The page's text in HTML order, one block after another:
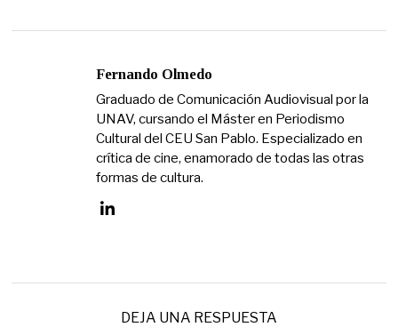
Fernando Olmedo
Graduado de Comunicación Audiovisual por la
UNAV, cursando el Máster en Periodismo
Cultural del CEU San Pablo. Especializado en
crítica de cine, enamorado de todas las otras
formas de cultura.
DEJA UNA RESPUESTA